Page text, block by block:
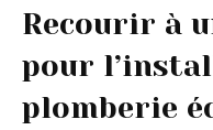
Recourir à
pour
plomberie